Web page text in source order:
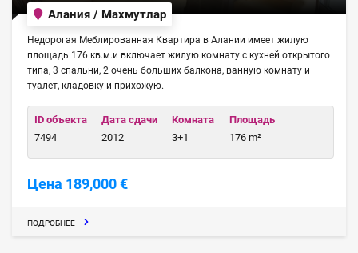
Алания / Махмутлар
Недорогая Меблированная Квартира в Алании имеет жилую
площадь 176 кв.м.и включает жилую комнату с кухней открытого
типа, 3 спальни, 2 очень больших балкона, ванную комнату и
туалет, кладовку и прихожую.
ID объекта
7494
Дата сдачи
2012
Комната
3+1
Площадь
176 m²
Цена 189,000 €
ПОДРОБНЕЕ